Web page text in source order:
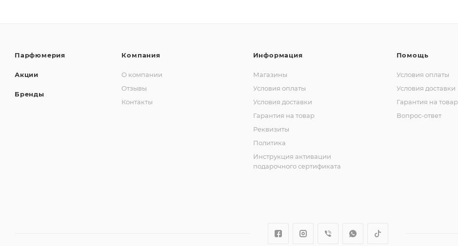
Парфюмерия
Акции
Бренды
Компания
О компании
Отзывы
Контакты
Информация
Магазины
Условия оплаты
Условия доставки
Гарантия на товар
Реквизиты
Политика
Инструкция активации
подарочного сертификата
Помощь
Условия оплаты
Условия доставки
Гарантия на товар
Вопрос-ответ